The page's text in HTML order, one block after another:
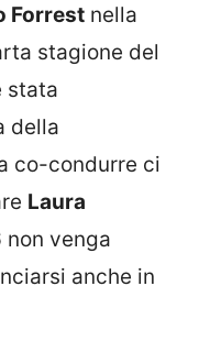
Forrest nella
stagione del
stata
della
co-condurre ci
Laura
non venga
anche in